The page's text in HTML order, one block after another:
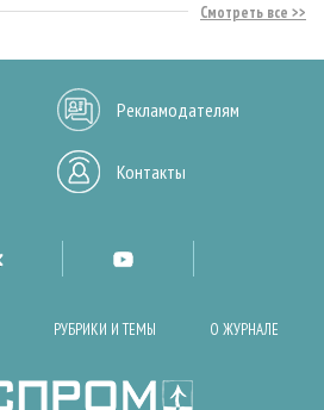
Смотреть все
Рекламодателям
Контакты
РУБРИКИ И ТЕМЫ О ЖУРНАЛЕ